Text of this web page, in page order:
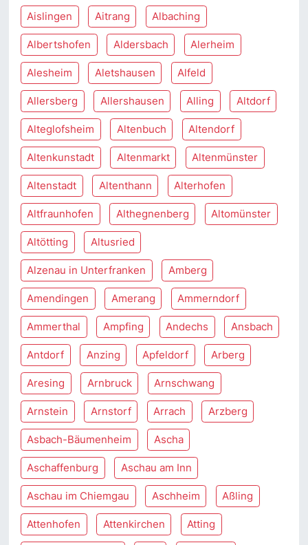
Aislingen Aitrang Albaching
Albertshofen Aldersbach Alerheim
Alesheim Aletshausen Alfeld
Allersberg Allershausen Alling Altdorf
Alteglofsheim Altenbuch Altendorf
Altenkunstadt Altenmarkt Altenmünster
Altenstadt Altenthann Alterhofen
Altfraunhofen Althegnenberg Altomünster
Altötting Altusried
Alzenau in Unterfranken Amberg
Amendingen Amerang Ammerndorf
Ammerthal Ampfing Andechs Ansbach
Antdorf Anzing Apfeldorf Arberg
Aresing Arnbruck Arnschwang
Arnstein Arnstorf Arrach Arzberg
Asbach-Bäumenheim Ascha
Aschaffenburg Aschau am Inn
Aschau im Chiemgau Aschheim Aßling
Attenhofen Attenkirchen Atting